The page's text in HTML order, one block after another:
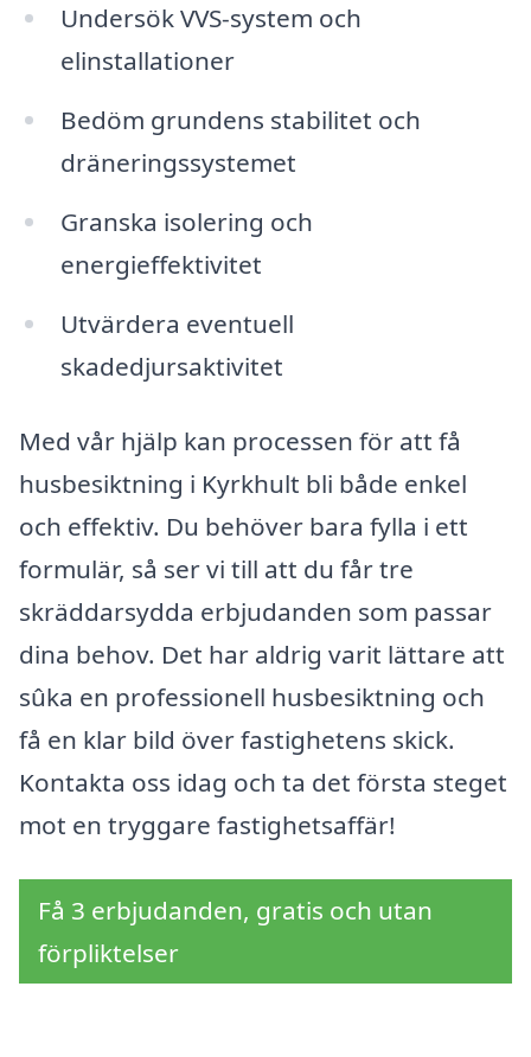
Undersök VVS-system och
elinstallationer
Bedöm grundens stabilitet och
dräneringssystemet
Granska isolering och
energieffektivitet
Utvärdera eventuell
skadedjursaktivitet
Med vår hjälp kan processen för att få
husbesiktning i Kyrkhult bli både enkel
och effektiv. Du behöver bara fylla i ett
formulär, så ser vi till att du får tre
skräddarsydda erbjudanden som passar
dina behov. Det har aldrig varit lättare att
sûka en professionell husbesiktning och
få en klar bild över fastighetens skick.
Kontakta oss idag och ta det första steget
mot en tryggare fastighetsaffär!
Få 3 erbjudanden, gratis och utan
förpliktelser